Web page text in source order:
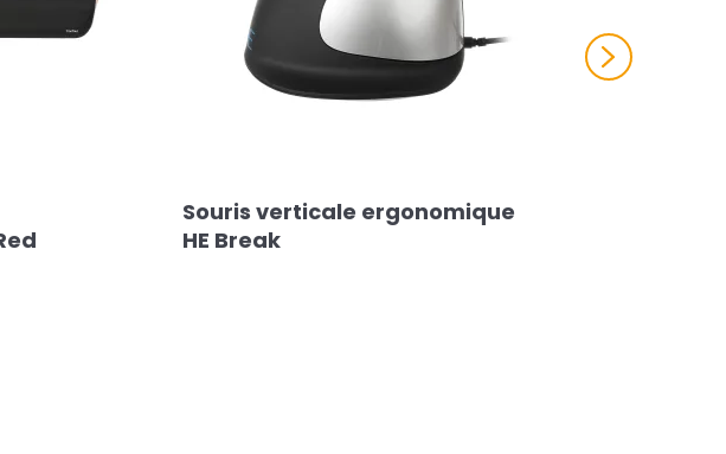
Souris verticale ergonomique
HE Break
Next